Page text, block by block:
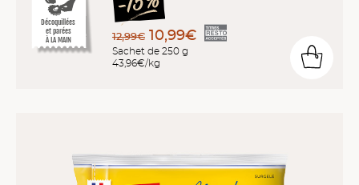
Décoquillées
et parées
À LA MAIN 12,99€ 10,99€
Sachet de 250 g
43,96€/kg